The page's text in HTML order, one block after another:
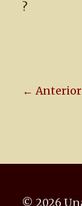
?
← Anterior
© 2026